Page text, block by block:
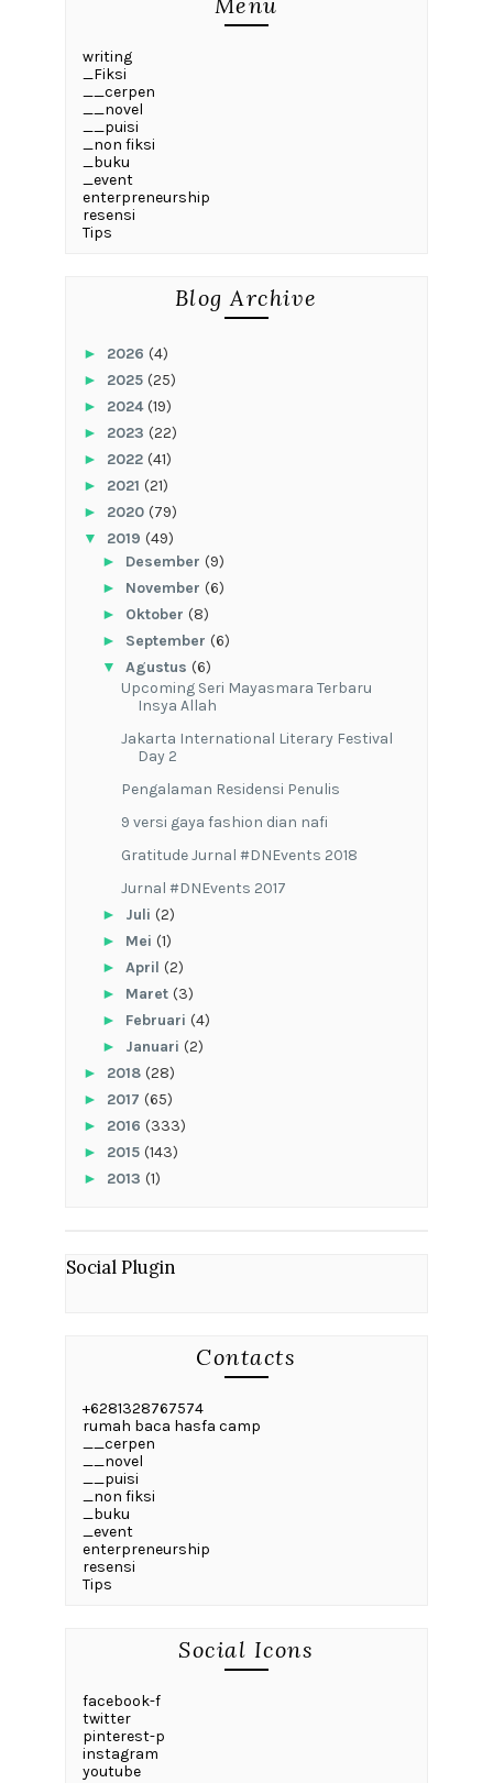
writing
_Fiksi
__cerpen
__novel
__puisi
_non fiksi
_buku
_event
enterpreneurship
resensi
Tips
Blog Archive
► 2026 (4)
► 2025 (25)
► 2024(19)
► 2023 (22)
► 2022 (41)
► 2021 (21)
► 2020 (79)
▼ 2019 (49)
► Desember (9)
► November (6)
► Oktober (8)
► September (6)
▼ Agustus (6)
Upcoming Seri Mayasmara Terbaru
Insya Allah
Jakarta International Literary Festival
Day 2
Pengalaman Residensi Penulis
9 versi gaya fashion dian nafi
Gratitude Jurnal #DNEvents 2018
Jurnal #DNEvents 2017
► Juli (2)
► Mei (1)
► April (2)
► Maret (3)
► Februari (4)
► Januari (2)
► 2018 (28)
► 2017 (65)
► 2016 (333)
► 2015 (143)
► 2013 (1)
Social Plugin
Contacts
+6281328767574
rumah baca hasfa camp
__cerpen
__novel
__puisi
_non fiksi
_buku
_event
enterpreneurship
resensi
Tips
Social Icons
facebook-f
twitter
pinterest-p
instagram
youtube